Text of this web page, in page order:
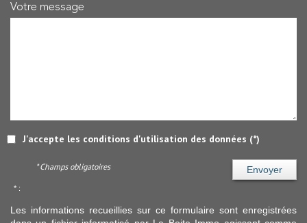
Votre message
J'accepte les conditions d'utilisation des données (*)
Envoyer
* Champs obligatoires
* :
Les informations recueillies sur ce formulaire sont enregistrées